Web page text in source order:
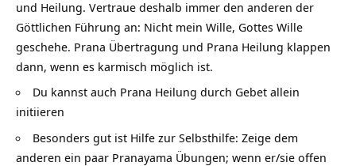
und Heilung. Vertraue deshalb immer den anderen der
Göttlichen Führung an: Nicht mein Wille, Gottes Wille
geschehe. Prana Übertragung und Prana Heilung klappen
dann, wenn es karmisch möglich ist.
Du kannst auch Prana Heilung durch Gebet allein
initiieren
Besonders gut ist Hilfe zur Selbsthilfe: Zeige dem
anderen ein paar Pranayama Übungen; wenn er/sie offen